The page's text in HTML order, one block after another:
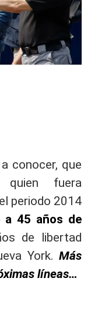
conocer, que
quien fuera
periodo 2014
a 45 años de
de libertad
York. Más
líneas…